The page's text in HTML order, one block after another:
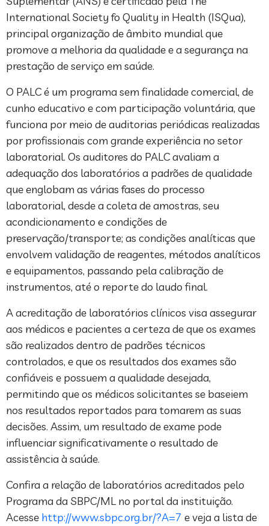
International Society fo Quality in Health (ISQua),
principal organização de âmbito mundial que
promove a melhoria da qualidade e a segurança na
prestação de serviço em saúde.
O PALC é um programa sem finalidade comercial, de
cunho educativo e com participação voluntária, que
funciona por meio de auditorias periódicas realizadas
por profissionais com grande experiência no setor
laboratorial. Os auditores do PALC avaliam a
adequação dos laboratórios a padrões de qualidade
que englobam as várias fases do processo
laboratorial, desde a coleta de amostras, seu
acondicionamento e condições de
preservação/transporte; as condições analíticas que
envolvem validação de reagentes, métodos analíticos
e equipamentos, passando pela calibração de
instrumentos, até o reporte do laudo final.
A acreditação de laboratórios clínicos visa assegurar
aos médicos e pacientes a certeza de que os exames
são realizados dentro de padrões técnicos
controlados, e que os resultados dos exames são
confiáveis e possuem a qualidade desejada,
permitindo que os médicos solicitantes se baseiem
nos resultados reportados para tomarem as suas
decisões. Assim, um resultado de exame pode
influenciar significativamente o resultado de
assistência à saúde.
Confira a relação de laboratórios acreditados pelo
Programa da SBPC/ML no portal da instituição.
Acesse http://www.sbpc.org.br/?A=7 e veja a lista de